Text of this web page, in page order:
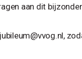
aan dit
jubileum@vvog.nl,